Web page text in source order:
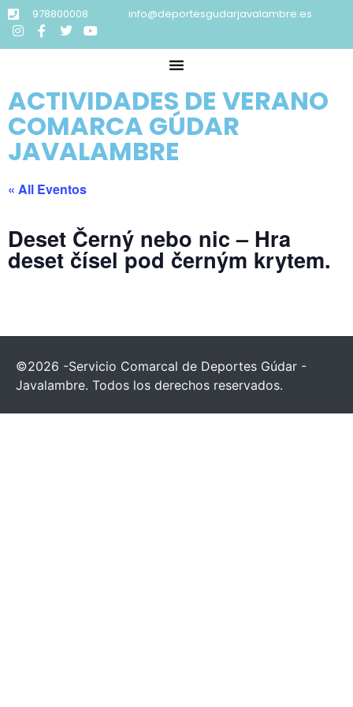
978800008 info@deportesgudarjavalambre.es
ACTIVIDADES DE VERANO
COMARCA GÚDAR
JAVALAMBRE
« All Eventos
Deset Černý nebo nic – Hra
deset čísel pod černým krytem.
©2026 -Servicio Comarcal de Deportes Gúdar -
Javalambre. Todos los derechos reservados.